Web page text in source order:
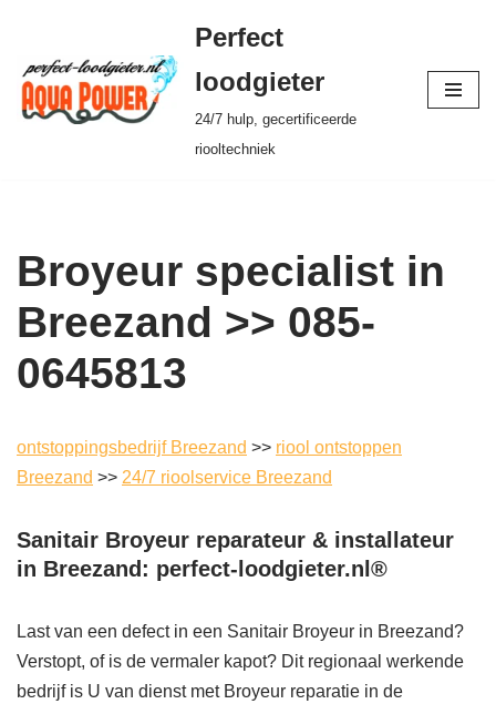
Ga
naar
de
Perfect
loodgieter
24/7 hulp, gecertificeerde
riooltechniek
Broyeur specialist in
Breezand >> 085-
0645813
ontstoppingsbedrijf Breezand >> riool ontstoppen
Breezand >> 24/7 rioolservice Breezand
Sanitair Broyeur reparateur & installateur
in Breezand: perfect-loodgieter.nl®
Last van een defect in een Sanitair Broyeur in Breezand?
Verstopt, of is de vermaler kapot? Dit regionaal werkende
bedrijf is U van dienst met Broyeur reparatie in de